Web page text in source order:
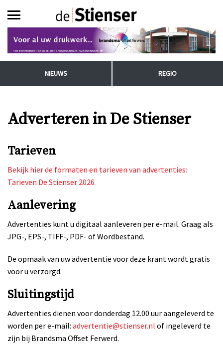
NIEUWS REGIO
Adverteren in De Stienser
Tarieven
Bekijk hier de formaten en tarieven van advertenties:
Tarieven De Stienser 2026
Aanlevering
Advertenties kunt u digitaal aanleveren per e-mail. Graag als
JPG-, EPS-, TIFF-, PDF- of Wordbestand.
De opmaak van uw advertentie voor deze krant wordt gratis
voor u verzorgd.
Sluitingstijd
Advertenties dienen voor donderdag 12.00 uur aangeleverd te
worden per e-mail: advertentie@stienser.nl of ingeleverd te
zijn bij Brandsma Offset Ferwerd.